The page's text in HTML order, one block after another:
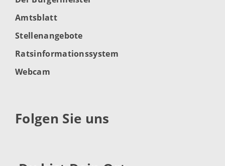
Amtsblatt
Stellenangebote
Ratsinformationssystem
Webcam
Folgen Sie uns